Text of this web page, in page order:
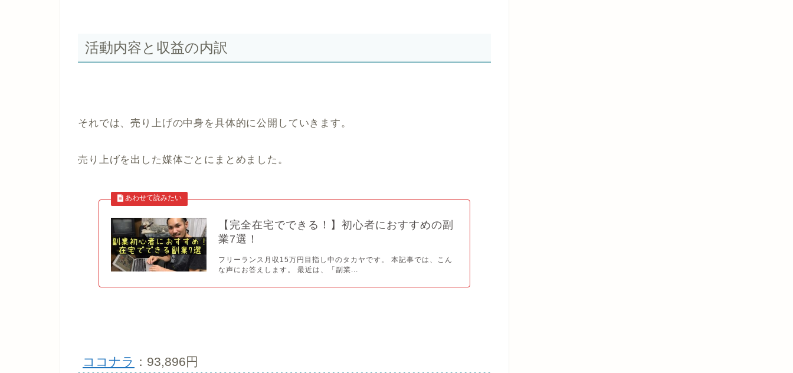
活動内容と収益の内訳
それでは、売り上げの中身を具体的に公開していきます。
売り上げを出した媒体ごとにまとめました。
【完全在宅でできる！】初心者におすすめの副
業7選！
フリーランス月収15万円目指し中のタカヤです。 本記事では、こん
な声にお答えします。 最近は、「副業...
ココナラ ：93,896円